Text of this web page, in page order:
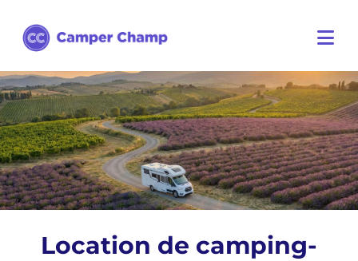
Location de camping-